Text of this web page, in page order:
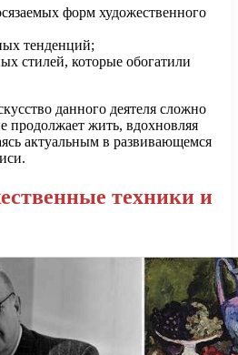
форм художественного
тенденций;
стилей, которые обогатили
данного деятеля сложно
продолжает жить, вдохновляя
актуальным в развивающемся
техники и